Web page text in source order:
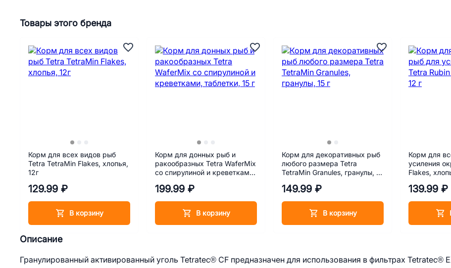
Описание
Гранулированный активированный уголь Tetratec® CF предназначен для использования в фильтрах Tetratec®
Товары этого бренда
Корм для всех видов рыб
Tetra TetraMin Flakes, хлопья,
12г
129.99 ₽
В корзину
Корм для донных рыб и
ракообразных Tetra WaferMix
со спирулиной и креветками,
199.99 ₽
В корзину
Корм для декоративных рыб
любого размера Tetra
TetraMin Granules, гранулы, 15
149.99 ₽
В корзину
Корм для
усиления
Flakes,
139.99 ₽